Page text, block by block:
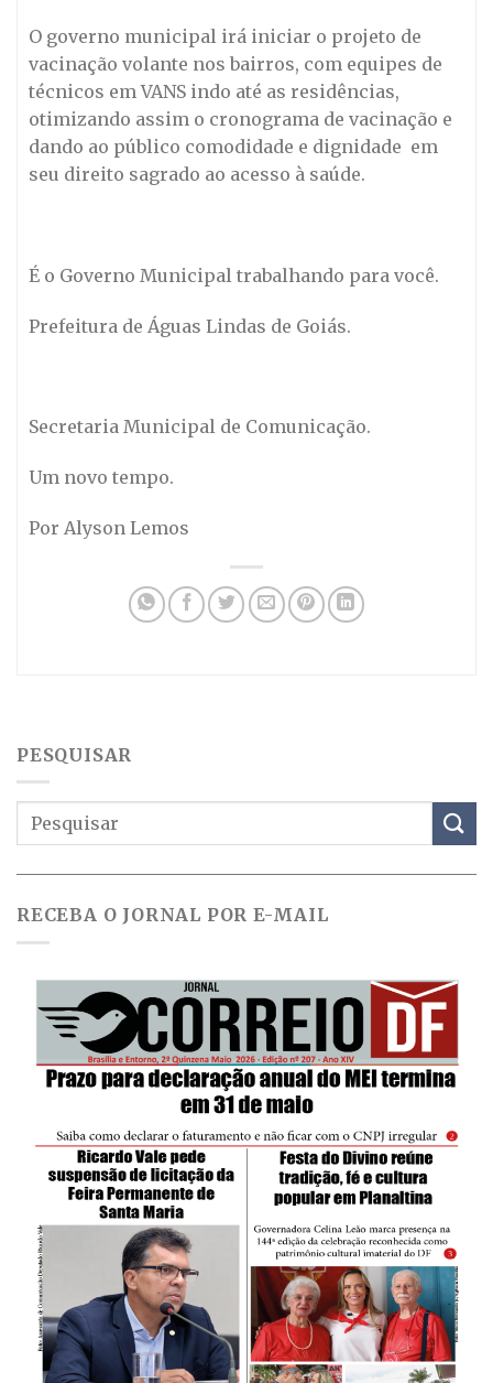
O governo municipal irá iniciar o projeto de
vacinação volante nos bairros, com equipes de
técnicos em VANS indo até as residências,
otimizando assim o cronograma de vacinação e
dando ao público comodidade e dignidade em
seu direito sagrado ao acesso à saúde.
É o Governo Municipal trabalhando para você.
Prefeitura de Águas Lindas de Goiás.
Secretaria Municipal de Comunicação.
Um novo tempo.
Por Alyson Lemos
PESQUISAR
RECEBA O JORNAL POR E-MAIL